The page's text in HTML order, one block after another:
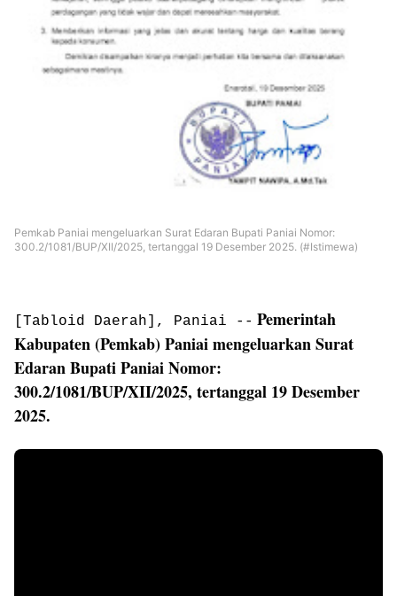
Pemkab Paniai mengeluarkan Surat Edaran Bupati Paniai Nomor:
300.2/1081/BUP/XII/2025, tertanggal 19 Desember 2025. (#Istimewa)
[Tabloid Daerah], Paniai -- Pemerintah
Kabupaten (Pemkab) Paniai mengeluarkan Surat
Edaran Bupati Paniai Nomor:
300.2/1081/BUP/XII/2025, tertanggal 19 Desember
2025.